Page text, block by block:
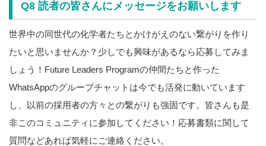
Q8 読者の皆さんにメッセージをお願いします
世界中の同世代の化学者たちとかけがえのない繋がりを作り
たいと思いませんか？少しでも興味があるなら応募してみま
しょう！Future Leaders Programの仲間たちと作った
WhatsAppのグループチャットは今でも活発に動いています
し、以前の採用者の方々との繋がりも強固です。皆さんも是
非このコミュニティに参加してください！応募書類に関して
質問などあれば気軽にご連絡ください。